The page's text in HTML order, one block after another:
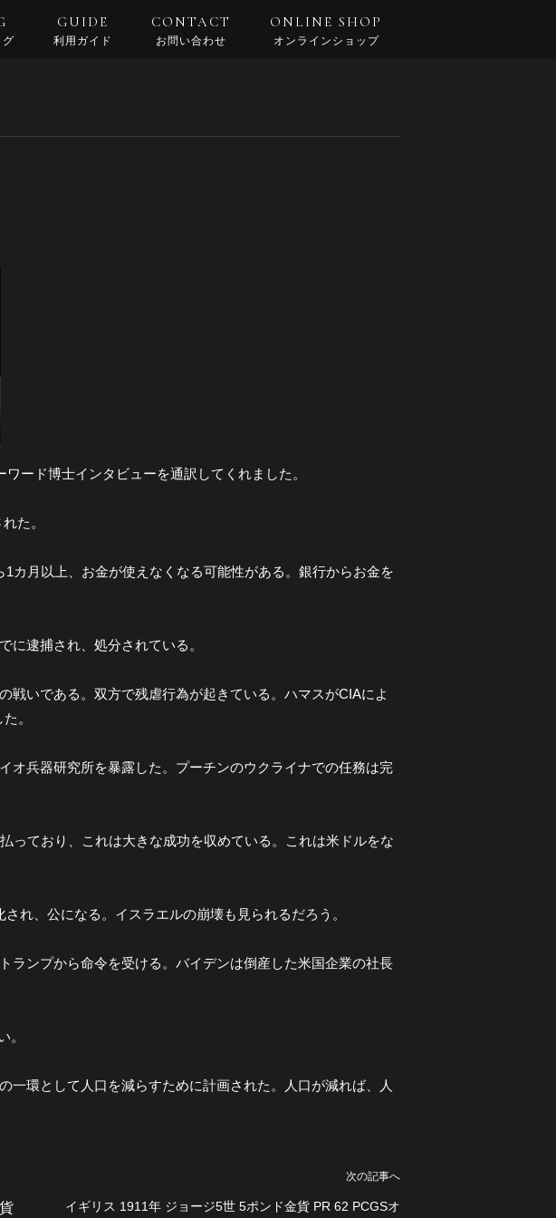
グ
GUIDE
利用ガイド
CONTACT
お問い合わせ
ONLINE SHOP
オンラインショップ
ード博士インタビューを通訳してくれました。
た。
カ月以上、お金が使えなくなる可能性がある。銀行からお金を
に逮捕され、処分されている。
戦いである。双方で残虐行為が起きている。ハマスがCIAによ
。
オ兵器研究所を暴露した。プーチンのウクライナでの任務は完
っており、これは大きな成功を収めている。これは米ドルをな
れ、公になる。イスラエルの崩壊も見られるだろう。
ランプから命令を受ける。バイデンは倒産した米国企業の社長
。
一環として人口を減らすために計画された。人口が減れば、人
次の記事へ
イギリス 1911年 ジョージ5世 5ポンド金貨 PR 62 PCGSオ